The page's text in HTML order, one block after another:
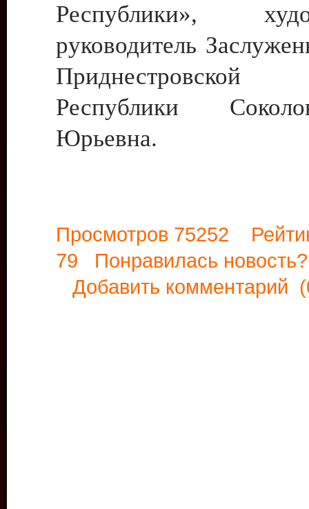
Республики»,
руководитель
Приднестровской
Республики
Юрьевна.
Просмотров 75252
79 Понравилась
Добавить комментарий